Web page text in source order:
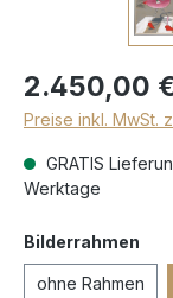
2.450,00
Preise inkl. MwSt.
GRATIS
Werktage
Bilderrahmen
ohne Rahmen